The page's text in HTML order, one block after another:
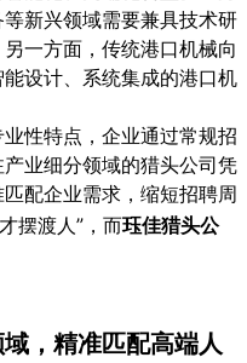
新兴领域需要兼具技术研
一方面，传统港口机械向
设计、系统集成的港口机
性特点，企业通过常规招
业细分领域的猎头公司凭
配企业需求，缩短招聘周
摆渡人”，而珏佳猎头公
，精准匹配高端人